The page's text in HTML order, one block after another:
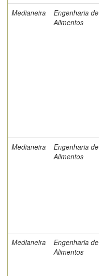
Medianeira
Engenharia de
Alimentos
Medianeira
Engenharia de
Alimentos
Medianeira
Engenharia de
Alimentos